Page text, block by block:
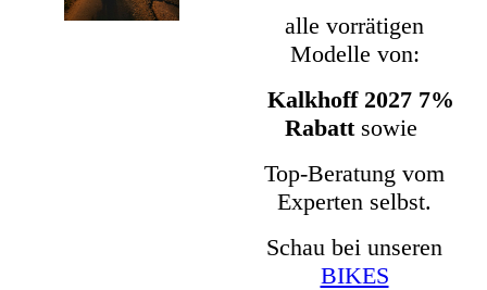
alle vorrätigen
Modelle von:
Kalkhoff 2027 7%
Rabattsowie
Top-Beratung vom
Experten selbst.
Schau bei unseren
BIKES